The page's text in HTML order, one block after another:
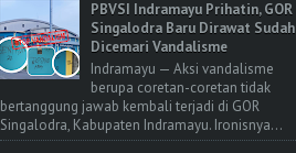
PBVSI Indramayu Prihatin, GOR
Singalodra Baru Dirawat Sudah
Dicemari Vandalisme
Indramayu — Aksi vandalisme
berupa coretan-coretan tidak
bertanggung jawab kembali terjadi di GOR
Singalodra, Kabupaten Indramayu. Ironisnya...